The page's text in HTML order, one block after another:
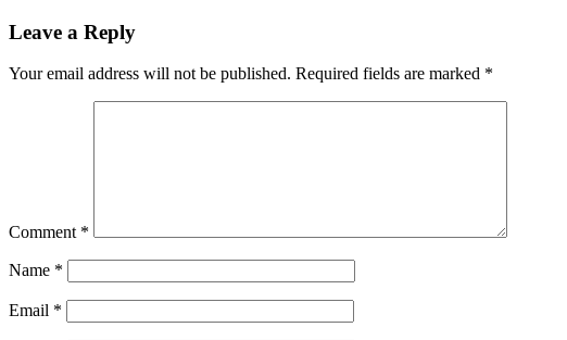
Leave a Reply
Your email address will not be published. Required fields are marked *
Comment *
Name *
Email *